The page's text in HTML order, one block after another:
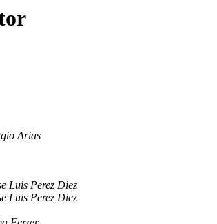
Arias
Luis Perez Diez
Luis Perez Diez